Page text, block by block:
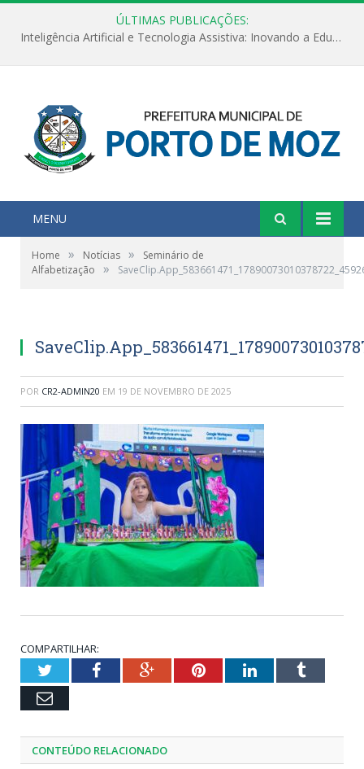
ÚLTIMAS PUBLICAÇÕES:
Inteligência Artificial e Tecnologia Assistiva: Inovando a Educação Especial e Inclusiva
MENU
Home » Notícias »
Seminário de
Alfabetização
»
POR CR2-ADMIN20 EM 19 DE NOVEMBRO DE 2025
COMPARTILHAR:
TwitterFacebookGoogle+PinterestLinkedInTumblr
Email
CONTEÚDO RELACIONADO